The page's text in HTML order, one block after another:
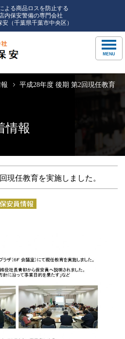
よる商品ロスを防止する
内保安警備の専門会社
（千葉県千葉市中央区）
平成28年度 後期 第2回現任教育
情報
現任教育を実施しました。